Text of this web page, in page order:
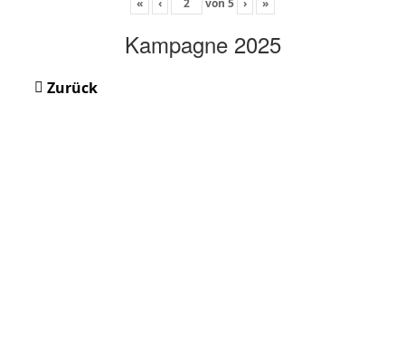
Kampagne 2025
Zurück